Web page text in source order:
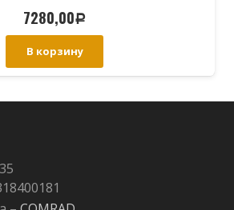
7280,00Р
В корзину